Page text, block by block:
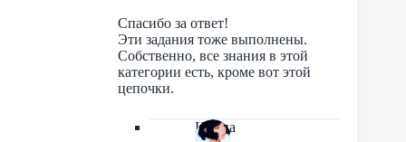
Спасибо за ответ!
Эти задания тоже выполнены.
Собственно, все знания в этой
категории есть, кроме вот этой
цепочки.
Ирина